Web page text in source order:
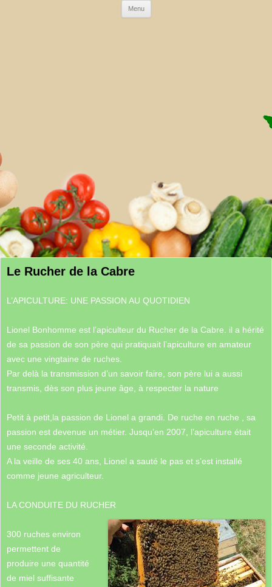
Menu
Le Rucher de la Cabre
L’APICULTURE: UNE PASSION AU QUOTIDIEN
Lionel Bonhomme est l’apiculteur du Rucher de la Cabre. il a hérité
de sa passion de son père qui pratiquait l’apiculture en amateur
avec une vingtaine de ruches.
Par delà la transmission d’un savoir faire, son père lui a aussi
transmis, dès son plus jeune âge, à respecter la nature
Petit à petit,la passion de Lionel a grandi. De ruche en ruche , sa
passion est devenue un métier. Jusqu’en 2007, l’apiculture était
une seconde activité.
A la veille de ses 40 ans, Lionel a sauté le pas et s’est installé
comme jeune agriculteur.
LA CONDUITE DU RUCHER
300 ruches environ
permettent de
produire une quantité
de miel suffisante